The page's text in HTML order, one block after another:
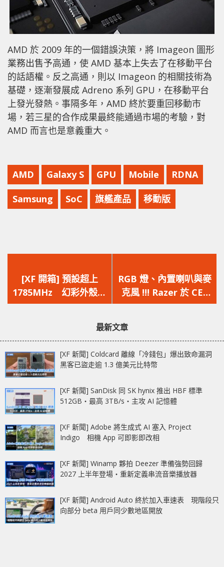
AMD 於 2009 年的一個錯誤決策，將 Imageon 圖形
業務出售予高通，使 AMD 基本上失去了在移動平台
的話語權。反之高通，則以 Imageon 的相關技術為
基礎，逐漸發展成 Adreno 系列 GPU，在移動平台
上發光發熱。事隔多年，AMD 終於要重回移動市
場，若三星的合作成果最終能通過市場的考驗，對
AMD 而言也是意義重大。
AMD Galaxy S GPU Mobile RDNA
Samsung SoC 旗艦產品 移動版
一
篇
文
[XF 開箱] 預設超上
1785MHz 幻彩外殼特
製背板 Zotac Gaming
一
篇
文
RGB 燈、內置喇叭與麥
克風 !!! Razer 於 CES
2021 推出「Project
最新文章
[XF 新聞] Coldcard 離線「冷錢包」爆出致命漏洞
黑客已盜走逾 1.3 億美元比特幣
[XF 新聞] SanDisk 同 SK hynix 推出 HBF 標準
512GB‧最高 3TB/s‧主攻 AI 記憶體
[XF 新聞] Adobe 將生成式 AI 塞入 Project
Indigo 相機 App 可即影即改相
[XF 新聞] Winamp 夥拍 Deezer 準備強勢回歸
2027 上半年登場‧重新定義串流音樂播放器
[XF 新聞] Android Auto 終於加入車速表 現階段只
向部分 beta 用戶同少數地區開放